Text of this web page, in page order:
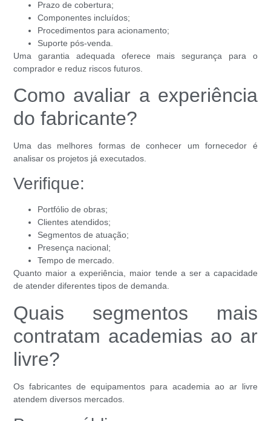
Prazo de cobertura;
Componentes incluídos;
Procedimentos para acionamento;
Suporte pós-venda.
Uma garantia adequada oferece mais segurança para o
comprador e reduz riscos futuros.
Como avaliar a experiência
do fabricante?
Uma das melhores formas de conhecer um fornecedor é
analisar os projetos já executados.
Verifique:
Portfólio de obras;
Clientes atendidos;
Segmentos de atuação;
Presença nacional;
Tempo de mercado.
Quanto maior a experiência, maior tende a ser a capacidade
de atender diferentes tipos de demanda.
Quais segmentos mais
contratam academias ao ar
livre?
Os fabricantes de equipamentos para academia ao ar livre
atendem diversos mercados.